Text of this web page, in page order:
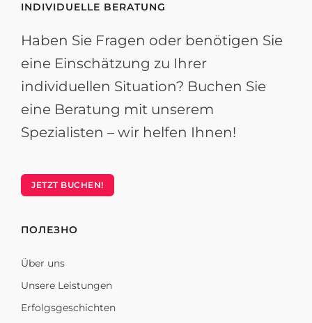
INDIVIDUELLE BERATUNG
Haben Sie Fragen oder benötigen Sie
eine Einschätzung zu Ihrer
individuellen Situation? Buchen Sie
eine Beratung mit unserem
Spezialisten – wir helfen Ihnen!
JETZT BUCHEN!
ПОЛЕЗНО
Über uns
Unsere Leistungen
Erfolgsgeschichten